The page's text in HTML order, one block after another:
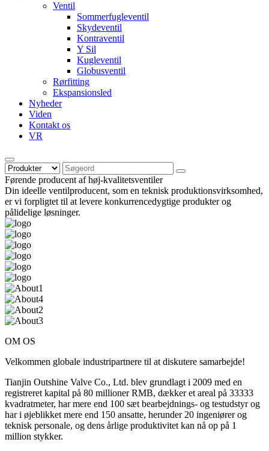
Ventil
Sommerfugleventil
Skydeventil
Kontraventil
Y Sil
Kugleventil
Globusventil
Rørfitting
Ekspansionsled
Nyheder
Viden
Kontakt os
VR
Førende producent af høj-kvalitetsventiler
Din ideelle ventilproducent, som en teknisk produktionsvirksomhed,
er vi forpligtet til at levere konkurrencedygtige produkter og
pålidelige løsninger.
OM OS
Velkommen globale industripartnere til at diskutere samarbejde!
Tianjin Outshine Valve Co., Ltd. blev grundlagt i 2009 med en
registreret kapital på 80 millioner RMB, dækker et areal på 33333
kvadratmeter, har mere end 100 sæt bearbejdnings- og testudstyr og
har i øjeblikket mere end 150 ansatte, herunder 20 ingeniører og
teknisk personale, og dens årlige produktivitet kan nå op på 1
million stykker.